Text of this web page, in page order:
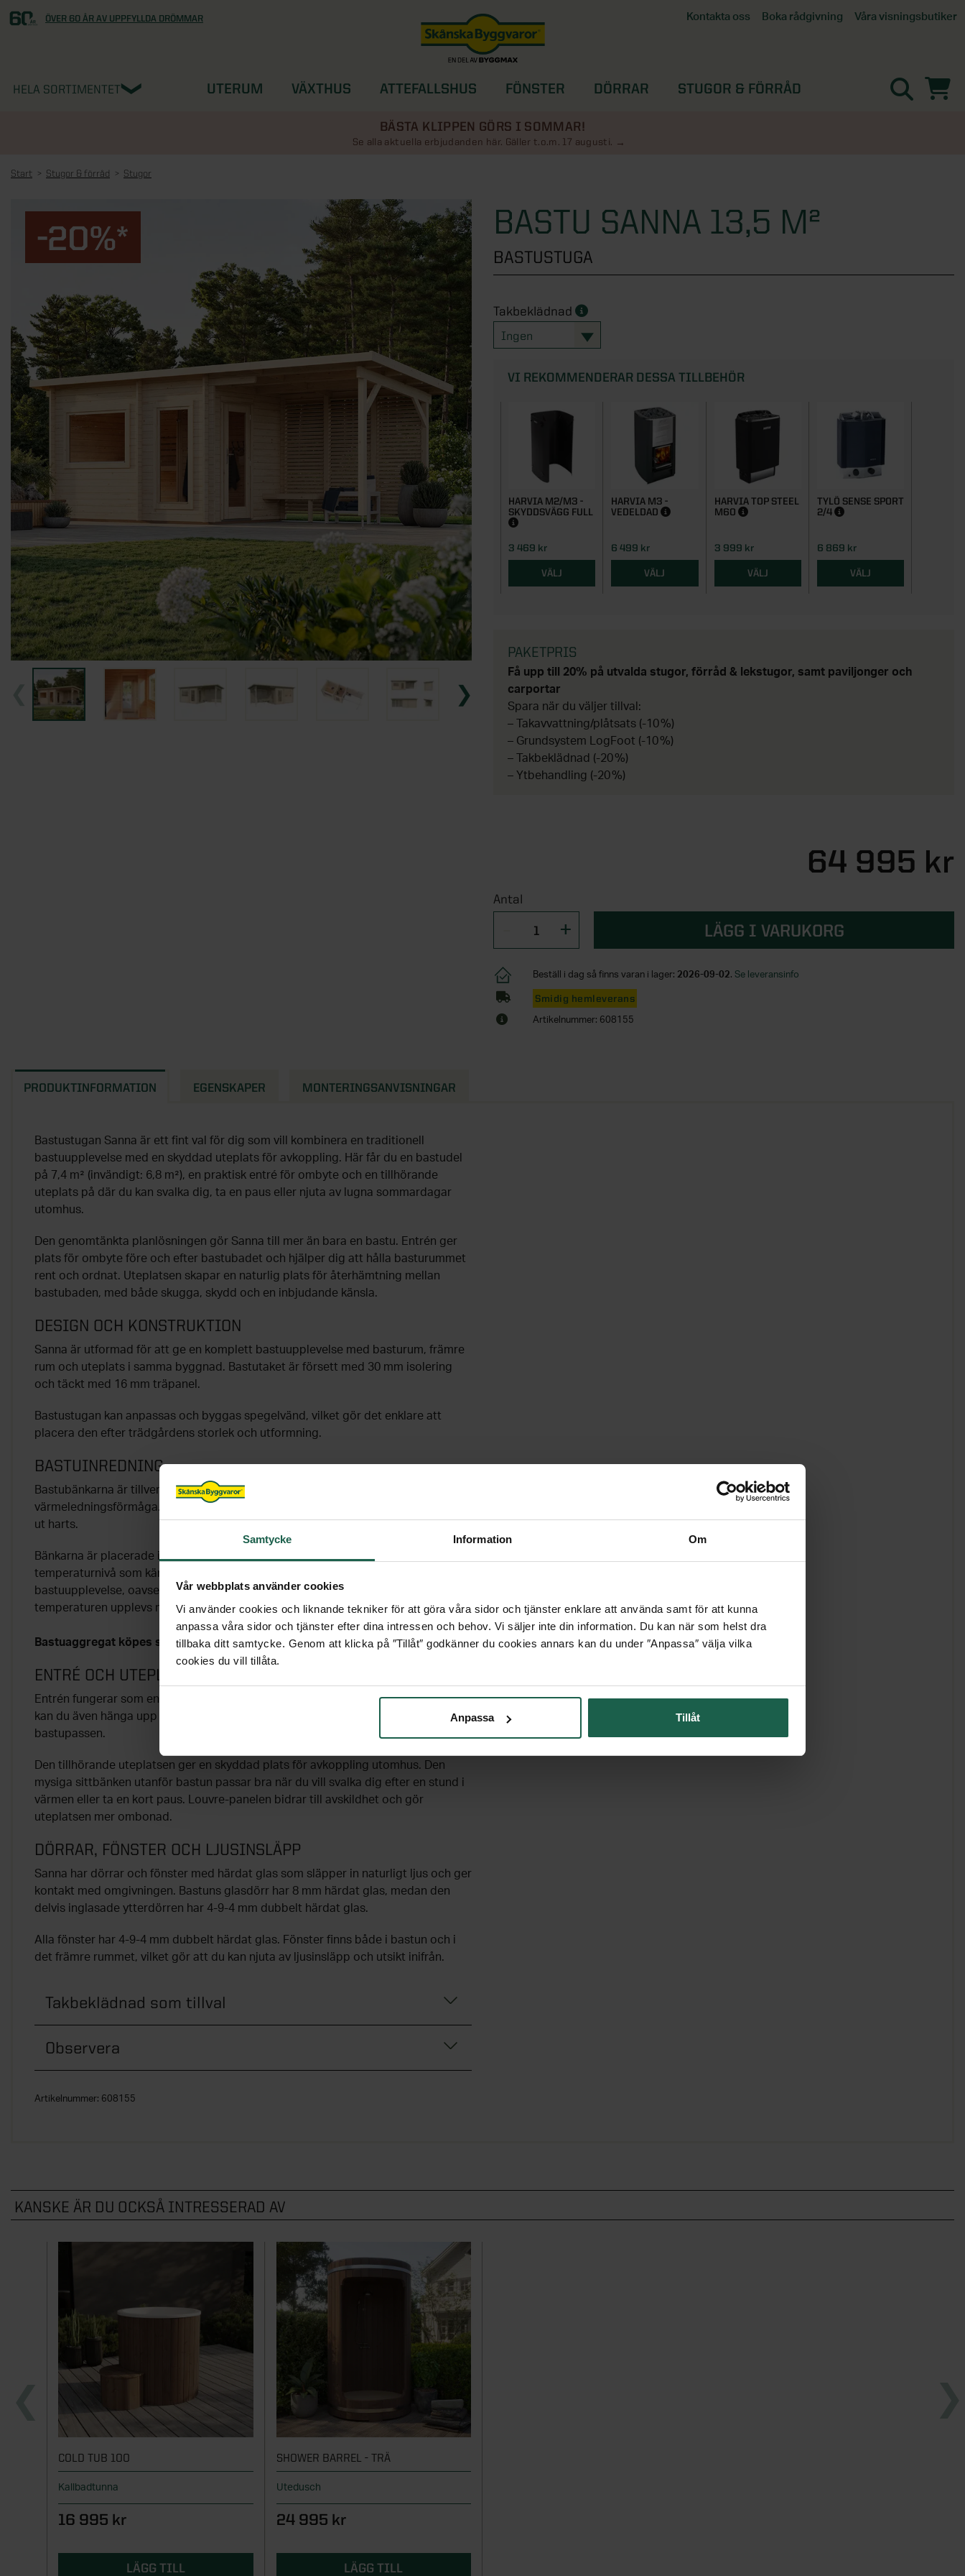
Samtycke Information Om
Vår webbplats använder cookies
Vi använder cookies och liknande tekniker för att göra våra sidor och tjänster enklare att använda samt för att kunna
anpassa våra sidor och tjänster efter dina intressen och behov. Vi säljer inte din information. Du kan när som helst dra
tillbaka ditt samtycke. Genom att klicka på ″Tillåt″ godkänner du cookies annars kan du under ″Anpassa″ välja vilka
cookies du vill tillåta.
Anpassa Tillåt
ÖVER 60 ÅR AV UPPFYLLDA DRÖMMAR Kontakta oss Boka rådgivning Våra visningsbutiker
Göteborg
HELA SORTIMENTET UTERUM VÄXTHUS ATTEFALLSHUS FÖNSTER DÖRRAR
STUGOR & FÖRRÅD
BÄSTA KLIPPEN GÖRS I SOMMAR!
Se alla aktuella erbjudanden här. Gäller t.o.m. 17 augusti.
Start Stugor & förråd Stugor
-20%* BASTU SANNA 13,5 M²
BASTUSTUGA
Takbeklädnad
Ingen
VI REKOMMENDERAR DESSA TILLBEHÖR
HARVIA M2/M3 -
SKYDDSVÄGG FULL
3 469 kr
VÄLJ
HARVIA M3 -
VEDELDAD
6 499 kr
VÄLJ
HARVIA TOP STEEL
M60
3 999 kr
VÄLJ
TYLÖ SENSE SPORT
2/4
6 869 kr
VÄLJ
PAKETPRIS
Få upp till 20% på utvalda stugor, förråd & lekstugor, samt paviljonger och
carportar
Spara när du väljer tillval:
– Takavvattning/plåtsats (-10 %)
– Grundsystem LogFoot (-10 %)
– Takbeklädnad (-20 %)
– Ytbehandling (-20 %)
64 995 kr
Antal
LÄGG I VARUKORG
Beställ i dag så finns varan i lager: 2026-09-02. Se leveransinfo
Smidig hemleverans
Artikelnummer: 608155
PRODUKTINFORMATION EGENSKAPER MONTERINGSANVISNINGAR
Bastustugan Sanna är ett fint val för dig som vill kombinera en traditionell
bastuupplevelse med en skyddad uteplats för avkoppling. Här får du en bastudel
på 7,4 m² (invändigt: 6,8 m²), en praktisk entré för ombyte och en tillhörande
uteplats på där du kan svalka dig, ta en paus eller njuta av lugna sommardagar
utomhus.
Den genomtänkta planlösningen gör Sanna till mer än bara en bastu. Entrén ger
plats för ombyte före och efter bastubadet och hjälper dig att hålla basturummet
rent och ordnat. Uteplatsen skapar en naturlig plats för återhämtning mellan
bastubaden, med både skugga, skydd och en inbjudande känsla.
DESIGN OCH KONSTRUKTION
Sanna är utformad för att ge en komplett bastuupplevelse med basturum, främre
rum och uteplats i samma byggnad. Bastutaket är försett med 30 mm isolering
och täckt med 16 mm träpanel.
Bastustugan kan anpassas och byggas spegelvänd, vilket gör det enklare att
placera den efter trädgårdens storlek och utformning.
BASTUINREDNING
Bastubänkarna är tillverkade av asp, ett klassiskt bastuvirke med låg
värmeledningsförmåga. Materialet känns behagligt i bastumiljö och släpper inte
ut harts.
Bänkarna är placerade i två nivåer, vilket gör att varje person kan välja den
temperaturnivå som känns bäst. Det ger en mer flexibel och bekväm
bastuupplevelse, oavsett om du vill sitta högre upp i värmen eller längre ned där
temperaturen upplevs mildare.
Bastuaggregat köpes separat.
ENTRÉ OCH UTEPLATS
Entrén fungerar som en praktisk plats för ombyte före och efter bastubadet. Här
kan du även hänga upp blöta handdukar och skapa bättre ordning mellan
bastupassen.
Den tillhörande uteplatsen ger en skyddad plats för avkoppling utomhus. Den
mysiga sittbänken utanför bastun passar bra när du vill svalka dig efter en stund i
värmen eller ta en kort paus. Louvre-panelen bidrar till avskildhet och gör
uteplatsen mer ombonad.
DÖRRAR, FÖNSTER OCH LJUSINSLÄPP
Sanna har dörrar och fönster med härdat glas som släpper in naturligt ljus och ger
kontakt med omgivningen. Bastuns glasdörr har 8 mm härdat glas, medan den
delvis inglasade ytterdörren har 4-9-4 mm dubbelt härdat glas.
Alla fönster har 4-9-4 mm dubbelt härdat glas. Fönster finns både i bastun och i
det främre rummet, vilket gör att du kan njuta av ljusinsläpp och utsikt inifrån.
Takbeklädnad som tillval
Observera
Artikelnummer: 608155
KANSKE ÄR DU OCKSÅ INTRESSERAD AV
COLD TUB 100
Kallbadtunna
16 995 kr
LÄGG TILL
SHOWER BARREL - TRÄ
Utedusch
24 995 kr
LÄGG TILL